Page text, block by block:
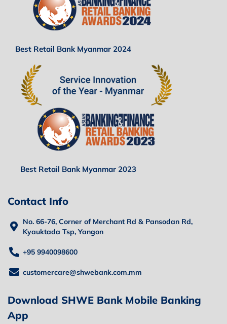
Best Retail Bank Myanmar 2024
Best Retail Bank Myanmar 2023
Contact Info
No. 66-76, Corner of Merchant Rd & Pansodan Rd,
Kyauktada Tsp, Yangon
+95 9940098600
customercare@shwebank.com.mm
Download SHWE Bank Mobile Banking
App